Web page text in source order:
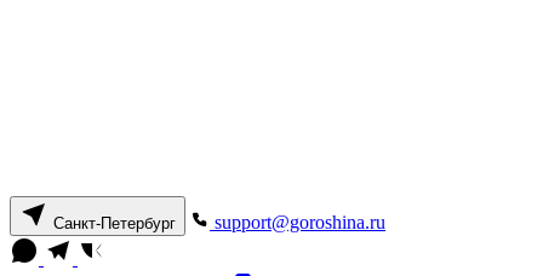
Санкт-Петербург support@goroshina.ru